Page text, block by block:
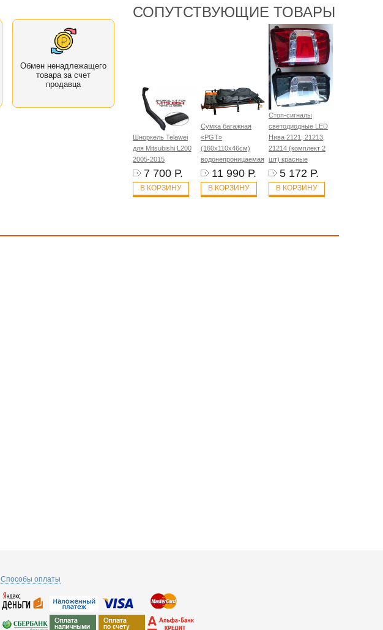
Обмен ненадлежащего
товара за счет
продавца
СОПУТСТВУЮЩИЕ ТОВАРЫ
Шноркель Telawei
для Mitsubishi L200
2005-2015
7 700 Р.
В КОРЗИНУ
Сумка багажная
«PGT»
(160х110х46см)
водонепроницаемая
11 990 Р.
В КОРЗИНУ
Стоп-сигналы
светодиодные LED
Нива 2121, 21213,
21214 (комплект 2
шт) красные
5 172 Р.
В КОРЗИНУ
Способы оплаты